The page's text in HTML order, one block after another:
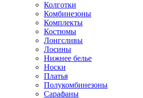
Колготки
Комбинезоны
Комплекты
Костюмы
Лонгсливы
Лосины
Нижнее белье
Носки
Платья
Полукомбинезоны
Сарафаны